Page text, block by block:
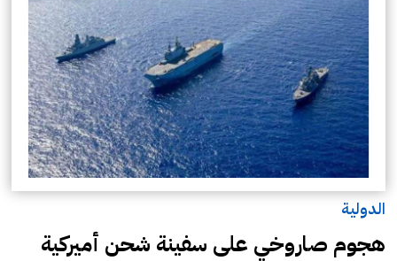
الدولية
هجوم صاروخي على سفينة شحن أميركية